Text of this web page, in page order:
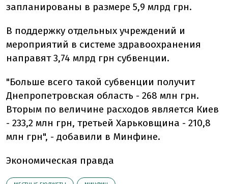
запланированы в размере 5,9 млрд грн.
В поддержку отдельных учреждений и
мероприятий в системе здравоохранения
направят 3,74 млрд грн субвенции.
"Больше всего такой субвенции получит
Днепропетровская область - 268 млн грн.
Вторым по величине расходов является Киев
- 233,2 млн грн, третьей Харьковщина - 210,8
млн грн", - добавили в Минфине.
Экономическая правда